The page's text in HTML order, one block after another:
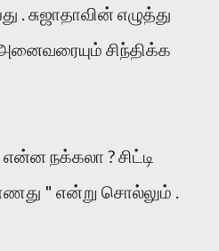
. சுஜாதாவின் எழுத்து
சிந்திக்க
நக்கலா ? சிட்டி
" என்று சொல்லும் .